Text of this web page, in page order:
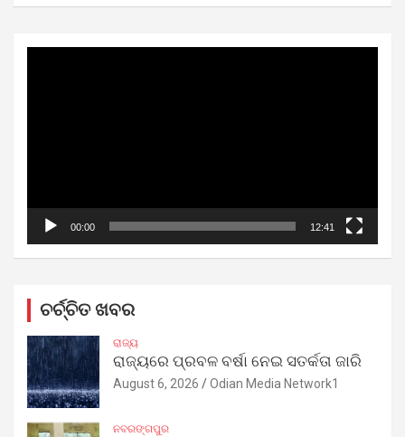
00:00 12:41
ଚର୍ଚ୍ଚିତ ଖବର
ରାଜ୍ୟ
ରାଜ୍ୟରେ ପ୍ରବଳ ବର୍ଷା ନେଇ ସତର୍କତା ଜାରି
August 6, 2026 Odian Media Network1
ନବରଙ୍ଗପୁର